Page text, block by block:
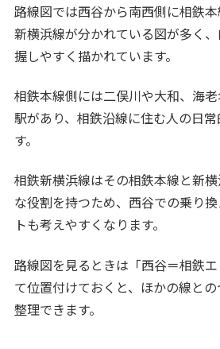
路線図では西谷から南西側に相鉄
新横浜線が分かれている図が多く
握しやすく描かれています。
相鉄本線側には二俣川や大和、海
駅があり、相鉄沿線に住む人の日
す。
相鉄新横浜線はその相鉄本線と新
な役割を持つため、西谷での乗り
トも考えやすくなります。
路線図を見るときは「西谷＝相鉄
て位置付けておくと、ほかの線と
整理できます。